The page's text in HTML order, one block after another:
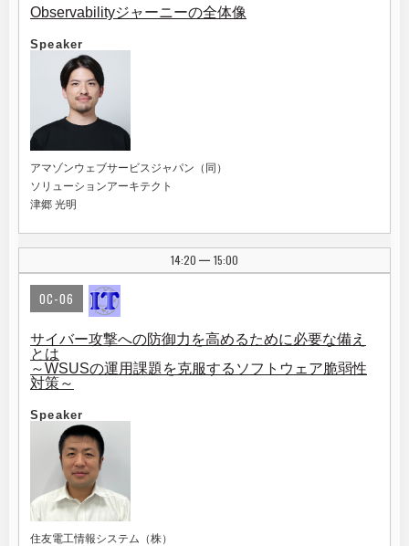
Observabilityジャーニーの全体像
Speaker
アマゾンウェブサービスジャパン（同）
ソリューションアーキテクト
津郷 光明
14:20 | 15:00
OC-06
サイバー攻撃への防御力を高めるために必要な備え
とは
～WSUSの運用課題を克服するソフトウェア脆弱性
対策～
Speaker
住友電工情報システム（株）